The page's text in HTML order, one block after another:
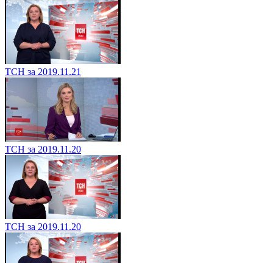
ТСН за 2019.11.21
ТСН за 2019.11.20
ТСН за 2019.11.20